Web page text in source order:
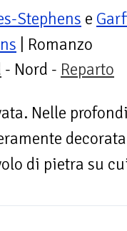
Stephens e
| Romanzo
- Nord - Reparto
Nelle
di pietra su